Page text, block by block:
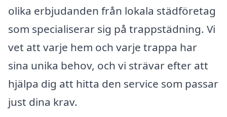
olika erbjudanden från lokala städföretag
som specialiserar sig på trappstädning. Vi
vet att varje hem och varje trappa har
sina unika behov, och vi strävar efter att
hjälpa dig att hitta den service som passar
just dina krav.